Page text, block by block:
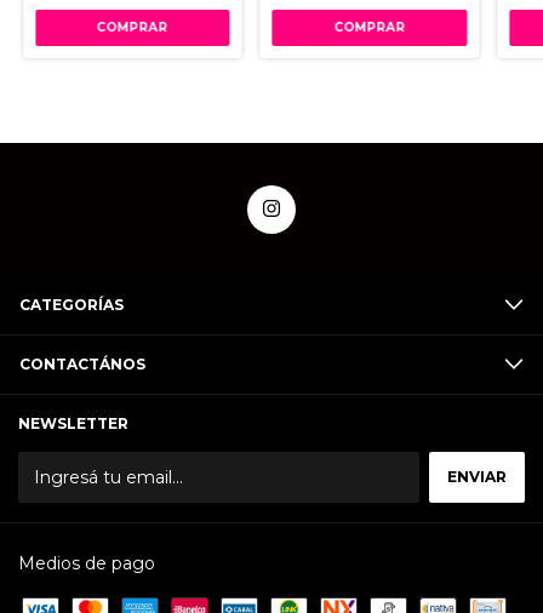
CATEGORÍAS
CONTACTÁNOS
NEWSLETTER
Medios de pago